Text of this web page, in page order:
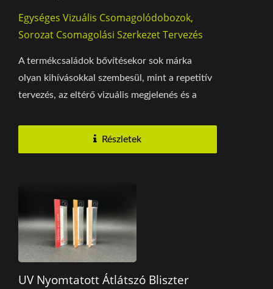
Egységes Vizuális Csomagolódobozok,
Sorozat Csomagolási Szerkezet Tervezés
A termékcsaládok bővítésekor sok márka
olyan kihívásokkal szembesül, mint a repetitív
tervezés, az eltérő vizuális megjelenés és a
Részletek
UV Nyomtatott Átlátszó Bliszter